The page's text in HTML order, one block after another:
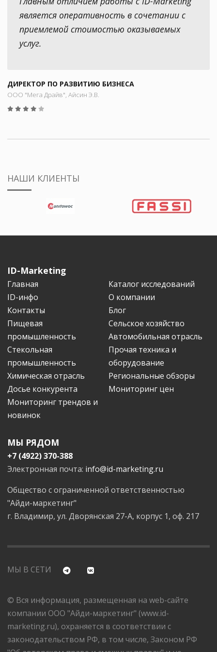
является оперативность в сочетании с
приемлемой стоимостью оказываемых
услуг.
ДИРЕКТОР ПО РАЗВИТИЮ БИЗНЕСА
ООО "Мега Драйв", Айсин Э.В.
НАШИ КЛИЕНТЫ
ID-Marketing
Главная
Каталог исследований
ID-инфо
О компании
Контакты
Блог
Пищевая
промышленность
Сельское хозяйство
Автомобильная отрасль
Стекольная
промышленность
Прочая техника и
оборудование
Химическая отрасль
Региональные обзоры
Досье конкурента
Мониторинг цен
Мониторинг трендов и
новинок
МЫ РЯДОМ
+7 (4922) 370-388
Электронная почта: info@id-marketing.ru
Общество с ограниченной ответственностью
"Айди-маркетинг"
г. Владимир, ул. Дворянская 27-А, корпус 1, оф. 217
МЫ В СЕТИ
© Вся информация, размещенная на web-сайте
компании ООО "Айди-маркетинг" (www.id-
marketing.ru), охраняется в соответствии с
законодательством РФ, в том числе, Законом РФ